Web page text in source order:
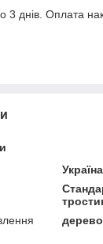
3 днів. Оплата
Україна
дерево